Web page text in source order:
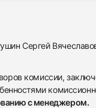
Сергей
комиссии,
с менеджером.